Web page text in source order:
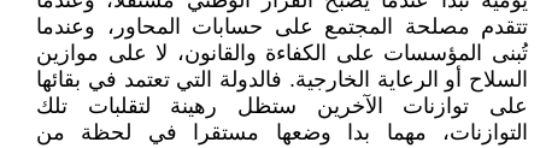
تتقدم مصلحة المجتمع على حسابات المحاور، وعندما
تُبنى المؤسسات على الكفاءة والقانون، لا على موازين
السلاح أو الرعاية الخارجية. فالدولة التي تعتمد في بقائها
على توازنات الآخرين ستظل رهينة لتقلبات تلك
التوازنات، مهما بدا وضعها مستقرا في لحظة من